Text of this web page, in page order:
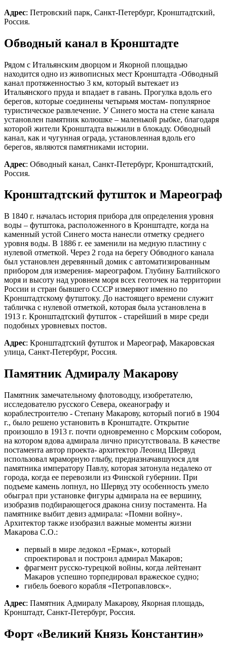
Адрес: Петровский парк, Санкт-Петербург, Кронштадтский,
Россия.
Обводный канал в Кронштадте
Рядом с Итальянским дворцом и Якорной площадью
находится одно из живописных мест Кронштадта -Обводный
канал протяженностью 3 км, который вытекает из
Итальянского пруда и впадает в гавань. Прогулка вдоль его
берегов, которые соединены четырьмя мостам- популярное
туристическое развлечение. У Синего моста на стене канала
установлен памятник колюшке – маленькой рыбке, благодаря
которой жители Кронштадта выжили в блокаду. Обводный
канал, как и чугунная ограда, установленная вдоль его
берегов, являются памятниками истории.
Адрес: Обводный канал, Санкт-Петербург, Кронштадтский,
Россия.
Кронштадтский футшток и Мареограф
В 1840 г. началась история прибора для определения уровня
воды – футштока, расположенного в Кронштадте, когда на
каменный устой Синего моста нанесли отметку среднего
уровня воды. В 1886 г. ее заменили на медную пластину с
нулевой отметкой. Через 2 года на берегу Обводного канала
был установлен деревянный домик с автоматизированным
прибором для измерения- мареографом. Глубину Балтийского
моря и высоту над уровнем моря всех геоточек на территории
России и стран бывшего СССР измеряют именно по
Кронштадтскому футштоку. До настоящего времени служит
табличка с нулевой отметкой, которая была установлена в
1913 г. Кронштадтский футшток - старейший в мире среди
подобных уровневых постов.
Адрес: Кронштадтский футшток и Мареограф, Макаровская
улица, Санкт-Петербург, Россия.
Памятник Адмиралу Макарову
Памятник замечательному флотоводцу, изобретателю,
исследователю русского Севера, океанографу и
кораблестроителю - Степану Макарову, который погиб в 1904
г., было решено установить в Кронштадте. Открытие
произошло в 1913 г. почти одновременно с Морским собором,
на котором вдова адмирала лично присутствовала. В качестве
постамента автор проекта- архитектор Леонид Шервуд
использовал мраморную глыбу, предназначавшуюся для
памятника императору Павлу, которая затонула недалеко от
города, когда ее перевозили из Финской губернии. При
подъеме камень лопнул, но Шервуд эту особенность умело
обыграл при установке фигуры адмирала на ее вершину,
изобразив подбирающегося дракона снизу постамента. На
памятнике выбит девиз адмирала: «Помни войну».
Архитектор также изобразил важные моменты жизни
Макарова С.О.:
первый в мире ледокол «Ермак», который
спроектировал и построил адмирал Макаров;
фрагмент русско-турецкой войны, когда лейтенант
Макаров успешно торпедировал вражеское судно;
гибель боевого корабля «Петропавловск».
Адрес: Памятник Адмиралу Макарову, Якорная площадь,
Кронштадт, Санкт-Петербург, Россия.
Форт «Великий Князь Константин»